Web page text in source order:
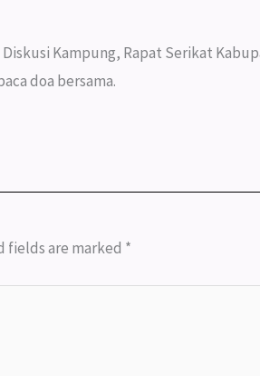
Kampung, Rapat Serikat
doa bersama.
fields are marked *